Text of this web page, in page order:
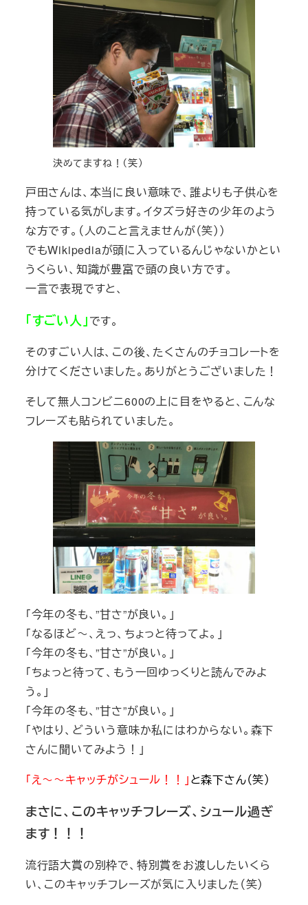
決めてますね！（笑）
戸田さんは、本当に良い意味で、誰よりも子供心を
持っている気がします。イタズラ好きの少年のよう
な方です。（人のこと言えませんが（笑））
でもWikipediaが頭に入っているんじゃないかとい
うくらい、知識が豊富で頭の良い方です。
一言で表現ですと、
「すごい人」です。
そのすごい人は、この後、たくさんのチョコレートを
分けてくださいました。ありがとうございました！
そして無人コンビニ600の上に目をやると、こんな
フレーズも貼られていました。
「今年の冬も、”甘さ”が良い。」
「なるほど～、えっ、ちょっと待ってよ。」
「今年の冬も、”甘さ”が良い。」
「ちょっと待って、もう一回ゆっくりと読んでみよ
う。」
「今年の冬も、”甘さ”が良い。」
「やはり、どういう意味か私にはわからない。森下
さんに聞いてみよう！」
「え～～キャッチがシュール！！」と森下さん（笑）
まさに、このキャッチフレーズ、シュール過ぎ
ます！！！
流行語大賞の別枠で、特別賞をお渡ししたいくら
い、このキャッチフレーズが気に入りました（笑）